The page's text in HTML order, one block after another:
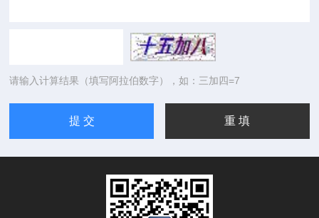
请输入计算结果（填写阿拉伯数字），如：三加四=7